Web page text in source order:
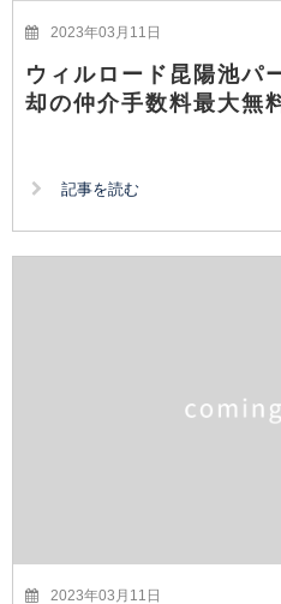
2023年03月11日
ウィルロード昆陽池パ
却の仲介手数料最大無
記事を読む
2023年03月11日